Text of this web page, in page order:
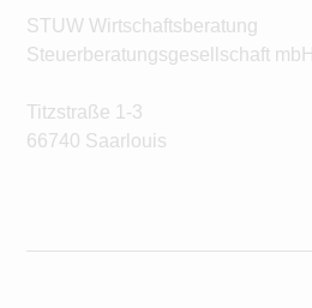
STUW Wirtschaftsberatung
Steuerberatungsgesellschaft mbH
Titzstraße 1-3
66740 Saarlouis